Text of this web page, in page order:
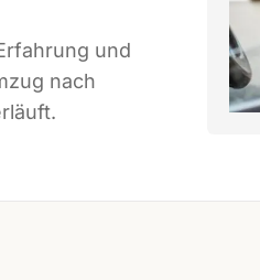
und
nach